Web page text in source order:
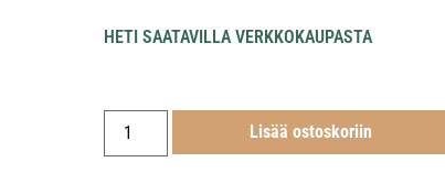
HETI SAATAVILLA VERKKOKAUPASTA
Lisää ostoskoriin